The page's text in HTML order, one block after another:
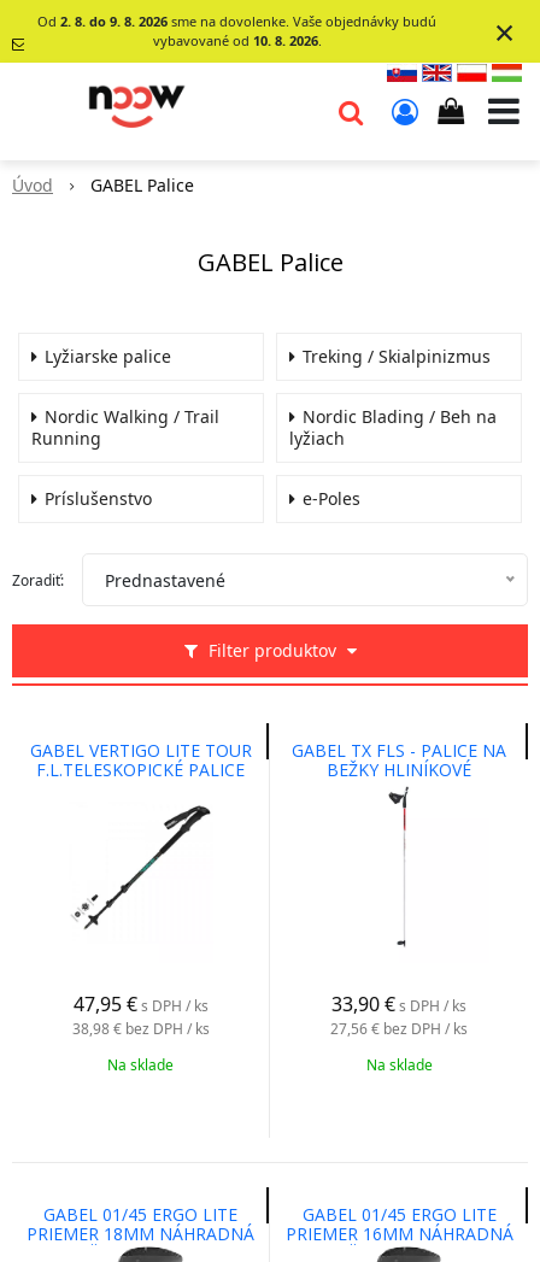
Od2. 8. do 9. 8. 2026 sme na dovolenke. Vaše objednávky budú
vybavované od 10. 8. 2026. ×
0903620260
Úvod GABEL Palice
GABEL Palice
Lyžiarske palice Treking / Skialpinizmus
Nordic Walking / Trail
Running
Nordic Blading / Beh na
lyžiach
Príslušenstvo e-Poles
Filter produktov
Zoradiť: Prednastavené
GABEL VERTIGO LITE TOUR
F.L.TELESKOPICKÉ PALICE
47,95 € s DPH / ks
38,98 € bez DPH / ks
Na sklade
GABEL TX FLS - PALICE NA
BEŽKY HLINÍKOVÉ
33,90€s DPH / ks
27,56 € bez DPH / ks
Na sklade
GABEL 01/45 ERGO LITE
PRIEMER 18MM NÁHRADNÁ
RUKOVÄT NA TREKINGOVÉ
GABEL 01/45 ERGO LITE
PRIEMER 16MM NÁHRADNÁ
RUKOVÄT NA TREKINGOVÉ